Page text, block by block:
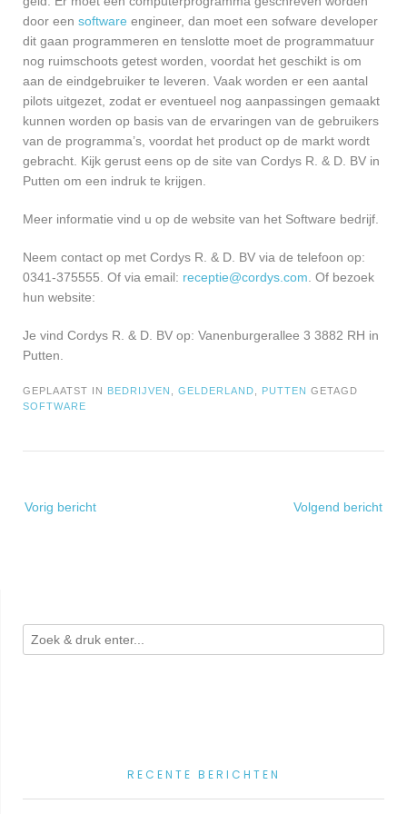
door een software engineer, dan moet een sofware developer
dit gaan programmeren en tenslotte moet de programmatuur
nog ruimschoots getest worden, voordat het geschikt is om
aan de eindgebruiker te leveren. Vaak worden er een aantal
pilots uitgezet, zodat er eventueel nog aanpassingen gemaakt
kunnen worden op basis van de ervaringen van de gebruikers
van de programma’s, voordat het product op de markt wordt
gebracht. Kijk gerust eens op de site van Cordys R. & D. BV in
Putten om een indruk te krijgen.
Meer informatie vind u op de website van het Software bedrijf.
Neem contact op met Cordys R. & D. BV via de telefoon op:
0341-375555. Of via email: receptie@cordys.com . Of bezoek
hun website:
Je vind Cordys R. & D. BV op: Vanenburgerallee 3 3882 RH in
Putten.
GEPLAATST IN BEDRIJVEN GELDERLAND PUTTEN GETAGD
SOFTWARE
navigatie
Vorig bericht Volgend bericht
RECENTE BERICHTEN